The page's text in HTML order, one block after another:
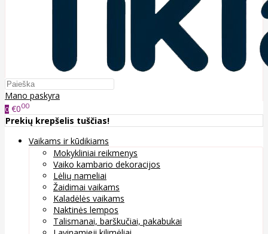
Mano paskyra
0 €000
Prekių krepšelis tuščias!
Vaikams ir kūdikiams
Mokykliniai reikmenys
Vaiko kambario dekoracijos
Lėlių nameliai
Žaidimai vaikams
Kaladėlės vaikams
Naktinės lempos
Talismanai, barškučiai, pakabukai